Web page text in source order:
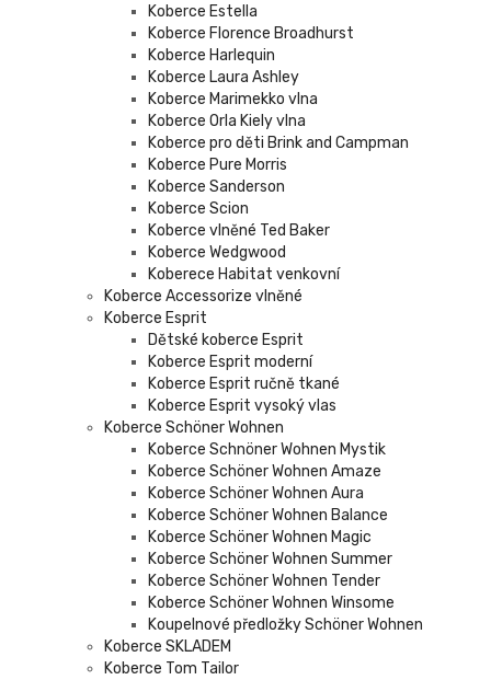
Koberce Estella
Koberce Florence Broadhurst
Koberce Harlequin
Koberce Laura Ashley
Koberce Marimekko vlna
Koberce Orla Kiely vlna
Koberce pro děti Brink and Campman
Koberce Pure Morris
Koberce Sanderson
Koberce Scion
Koberce vlněné Ted Baker
Koberce Wedgwood
Koberece Habitat venkovní
Koberce Accessorize vlněné
Koberce Esprit
Dětské koberce Esprit
Koberce Esprit moderní
Koberce Esprit ručně tkané
Koberce Esprit vysoký vlas
Koberce Schöner Wohnen
Koberce Schnöner Wohnen Mystik
Koberce Schöner Wohnen Amaze
Koberce Schöner Wohnen Aura
Koberce Schöner Wohnen Balance
Koberce Schöner Wohnen Magic
Koberce Schöner Wohnen Summer
Koberce Schöner Wohnen Tender
Koberce Schöner Wohnen Winsome
Koupelnové předložky Schöner Wohnen
Koberce SKLADEM
Koberce Tom Tailor